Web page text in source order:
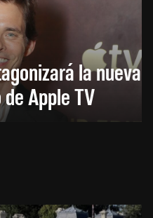
la nueva
Apple TV